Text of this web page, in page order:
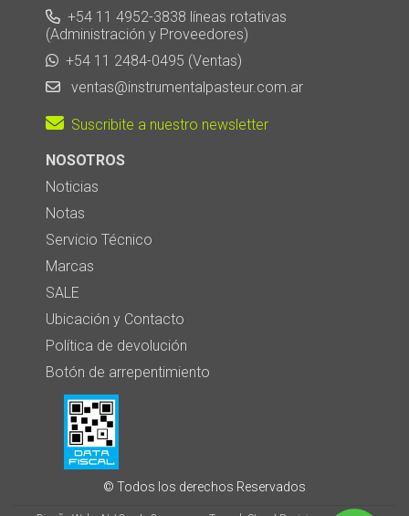
+54 11 4952-3838 líneas rotativas
(Administración y Proveedores)
+54 11 2484-0495 (Ventas)
ventas@instrumentalpasteur.com.ar
Suscribite a nuestro newsletter
NOSOTROS
Noticias
Notas
Servicio Técnico
Marcas
SALE
Ubicación y Contacto
Política de devolución
Botón de arrepentimiento
© Todos los derechos Reservados